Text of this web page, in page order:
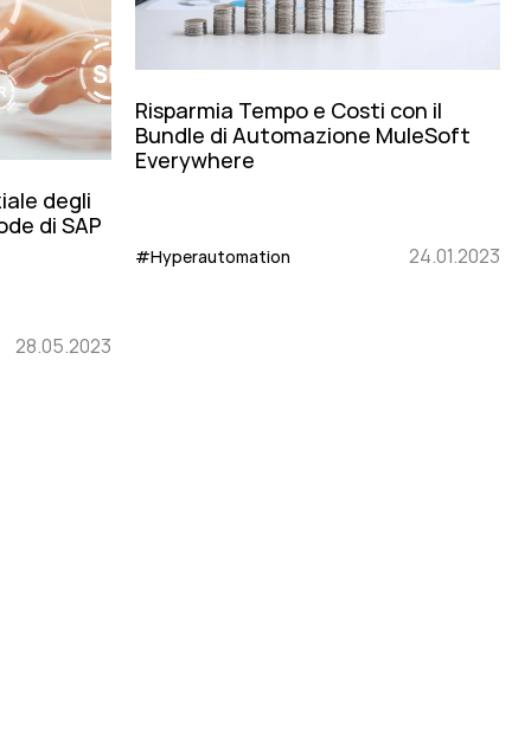
degli
di SAP
28.05.2023
Risparmia Tempo e Costi con il
Bundle di Automazione MuleSoft
Everywhere
#Hyperautomation 24.01.2023